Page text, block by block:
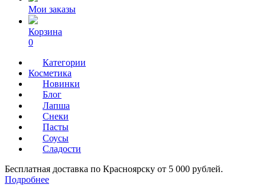
Мои заказы
Корзина
0
Категории
Косметика
Новинки
Блог
Лапша
Снеки
Пасты
Соусы
Сладости
Бесплатная доставка по Красноярску от 5 000 рублей.
Подробнее